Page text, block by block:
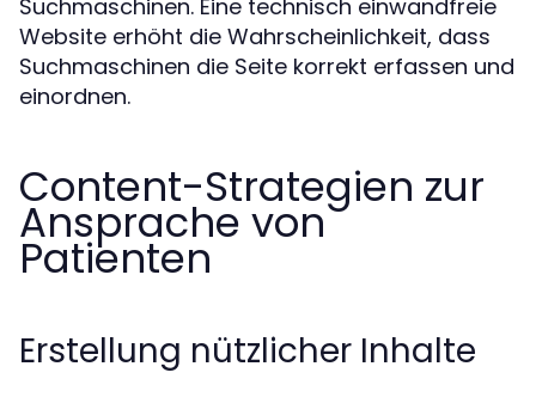
Suchmaschinen. Eine technisch einwandfreie
Website erhöht die Wahrscheinlichkeit, dass
Suchmaschinen die Seite korrekt erfassen und
einordnen.
Content-Strategien zur
Ansprache von
Patienten
Erstellung nützlicher Inhalte